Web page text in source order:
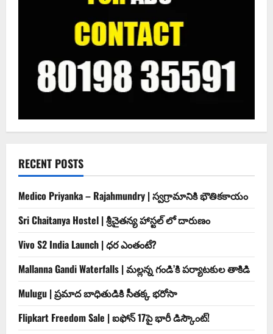
RECENT POSTS
Medico Priyanka – Rajahmundry | స్వ‌గ్రామానికి భౌతిక‌కాయం
Sri Chaitanya Hostel | శ్రీ‌చైత‌న్య హాస్ట‌ల్ లో దారుణం
Vivo S2 India Launch | ధర ఎంతంటే?
Mallanna Gandi Waterfalls | మల్లన్న గండి’కి పర్యాటకుల తాకిడి
Mulugu | ప్రమాద బాధితుడికి సీతక్క భరోసా
Flipkart Freedom Sale | ఐఫోన్ 17పై భారీ డిస్కౌంట్!